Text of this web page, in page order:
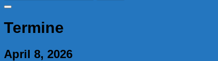
nach:
Termine
April 8, 2026